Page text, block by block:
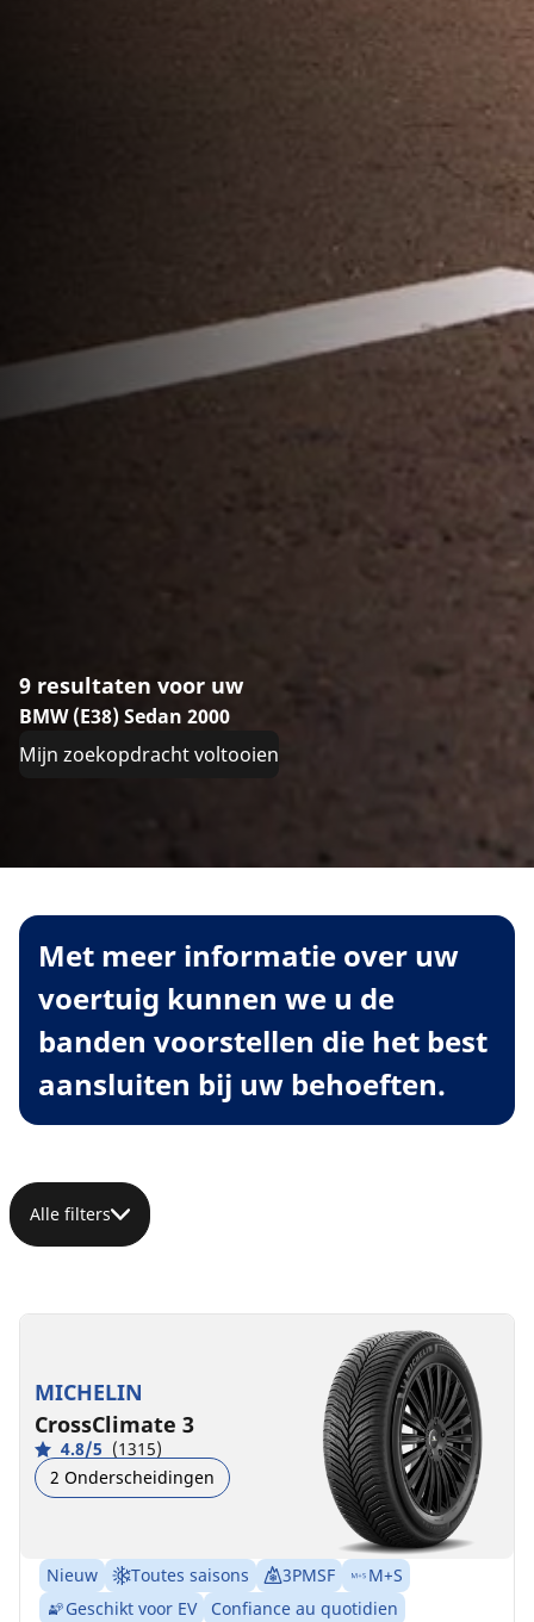
9 resultaten voor uw
BMW (E38) Sedan 2000
Mijn zoekopdracht voltooien
Met meer informatie over uw
voertuig kunnen we u de
banden voorstellen die het best
aansluiten bij uw behoeften.
Alle filters
MICHELIN
CrossClimate 3
4.8/5 (1315)
2 Onderscheidingen
Nieuw Toutes saisons 3PMSF
M+S
Geschikt voor EV
Confiance au quotidien